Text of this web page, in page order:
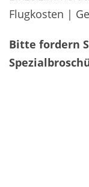
Flugkosten |
Bitte fordern